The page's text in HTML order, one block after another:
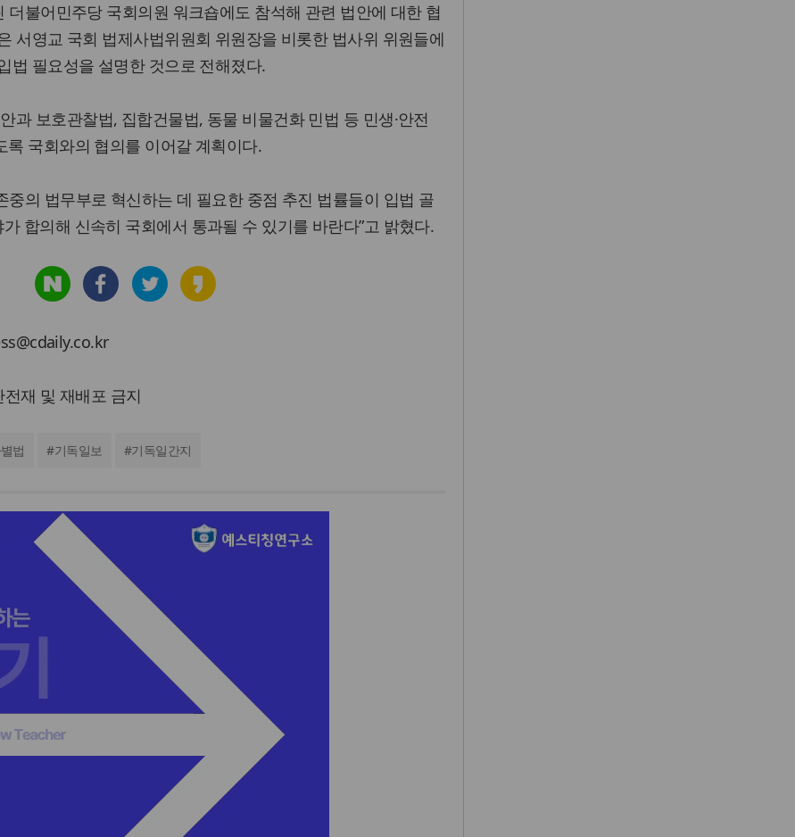
더불어민주당 국회의원 워크숍에도 참석해 관련 법안에 대한 협
서영교 국회 법제사법위원회 위원장을 비롯한 법사위 위원들에
법 필요성을 설명한 것으로 전해졌다.
과 보호관찰법, 집합건물법, 동물 비물건화 민법 등 민생·안전
록 국회와의 협의를 이어갈 계획이다.
중의 법무부로 혁신하는 데 필요한 중점 추진 법률들이 입법 골
합의해 신속히 국회에서 통과될 수 있기를 바란다”고 밝혔다.
재 및 재배포 금지
법 #기독일보 #기독일간지